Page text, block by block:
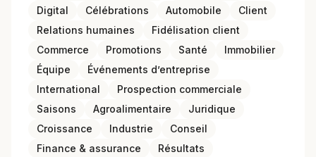
Digital
Célébrations Automobile
Client
Relations humaines
Fidélisation client
Commerce
Promotions Santé
Immobilier
Équipe
Événements d’entreprise
International
Prospection commerciale
Saisons
Agroalimentaire
Juridique
Croissance
Industrie
Conseil
Finance & assurance
Résultats